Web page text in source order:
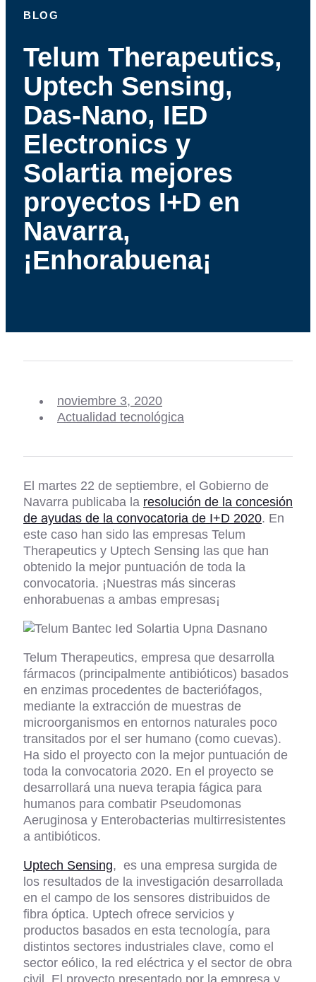
BLOG
Telum Therapeutics,
Uptech Sensing,
Das-Nano, IED
Electronics y
Solartia mejores
proyectos I+D en
Navarra,
¡Enhorabuena¡
noviembre 3, 2020
Actualidad tecnológica
El martes 22 de septiembre, el Gobierno de
Navarra publicaba la resolución de la concesión
de ayudas de la convocatoria de I+D 2020. En
este caso han sido las empresas Telum
Therapeutics y Uptech Sensing las que han
obtenido la mejor puntuación de toda la
convocatoria. ¡Nuestras más sinceras
enhorabuenas a ambas empresas¡
Telum Therapeutics, empresa que desarrolla
fármacos (principalmente antibióticos) basados
en enzimas procedentes de bacteriófagos,
mediante la extracción de muestras de
microorganismos en entornos naturales poco
transitados por el ser humano (como cuevas).
Ha sido el proyecto con la mejor puntuación de
toda la convocatoria 2020. En el proyecto se
desarrollará una nueva terapia fágica para
humanos para combatir Pseudomonas
Aeruginosa y Enterobacterias multirresistentes
a antibióticos.
Uptech Sensing, es una empresa surgida de
los resultados de la investigación desarrollada
en el campo de los sensores distribuidos de
fibra óptica. Uptech ofrece servicios y
productos basados en esta tecnología, para
distintos sectores industriales clave, como el
sector eólico, la red eléctrica y el sector de obra